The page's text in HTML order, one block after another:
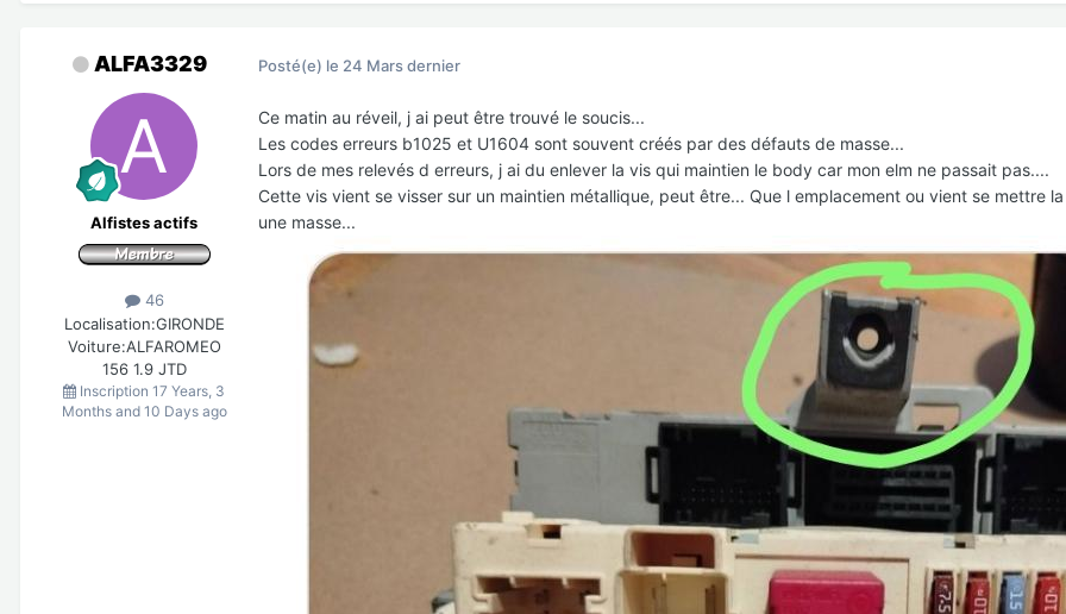
ALFA3329
Alfistes actifs
46
Localisation:GIRONDE
Voiture:ALFAROMEO
156 1.9 JTD
Inscription 17 Years, 3
Months and 10 Days ago
Posté(e) le 24 Mars dernier
Ce matin au réveil, j ai peut être trouvé le soucis...
Les codes erreurs b1025 et U1604 sont souvent créés par des défauts de masse...
Lors de mes relevés d erreurs, j ai du enlever la vis qui maintien le body car mon elm ne passait pas....
Cette vis vient se visser sur un maintien métallique, peut être... Que l emplacement ou vient se mettre
une masse...